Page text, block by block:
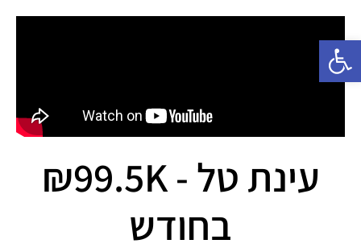
פתח סרגל נגישות
עינת טל - ₪99.5K
בחודש